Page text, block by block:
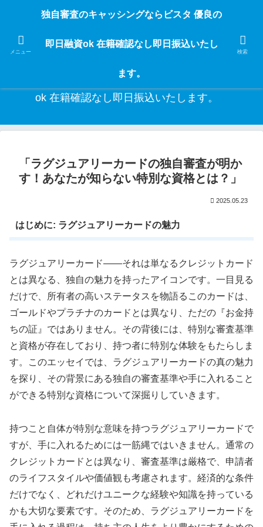
独自審査のフリーローンならビスタなら24時間365日 在籍確認なしで借りれる
な入用があっても安心！融資率97％！仕事をしている人ならブラックでも給料
日返済の１ヶ月融資で借りられるから安心！
独自審査のキャッシングならビスタ 優良の即日融資
ok 在籍確認なし即日振込いたします。
「ラグジュアリーカードの独自審査が明か
す！あなたが知らない特別な資格とは？」
2025.05.23
はじめに: ラグジュアリーカードの魅力
ラグジュアリーカード——それは単なるクレジットカード
とは異なる、独自の魅力を持ったアイコンです。一目見る
だけで、所有者の高いステータスを物語るこのカードは、
ゴールドやプラチナのカードとは異なり、ただの『お金持
ちの証』ではありません。その背後には、特別な審査基準
と資格が存在しており、持つ者に特別な体験をもたらしま
す。このエッセイでは、ラグジュアリーカードの真の魅力
を探り、その背景にある独自の審査基準や手に入れること
ができる特別な資格について深掘りしていきます。
持つこと自体が特別な意味を持つラグジュアリーカードで
すが、手に入れるためには一筋縄ではいきません。通常の
クレジットカードとは異なり、審査基準は厳格で、申請者
のライフスタイルや価値観も考慮されます。経済的な条件
だけでなく、どれだけユニークな経験や知識を持っている
かも大切な要素です。そのため、ラグジュアリーカードを
メニュー
独自審査のキャッシングならビスタ 優良の
即日融資ok 在籍確認なし即日振込いたし
ます。
検索